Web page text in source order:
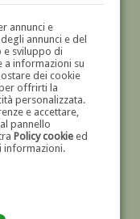
annunci e
annunci e del
e sviluppo di
a informazioni su
dei cookie
offrirti la
personalizzata.
e accettare,
pannello
Policy cookieed
informazioni.
E '900